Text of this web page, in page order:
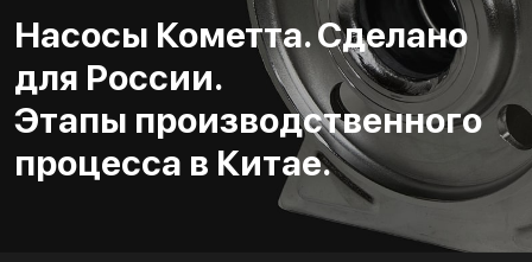
Насосы Кометта. Сделано
для России.
Этапы производственного
процесса в Китае.